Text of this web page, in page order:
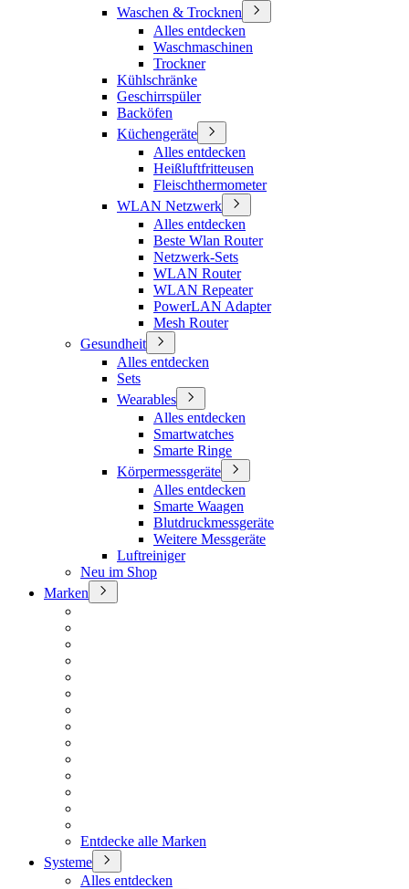
Waschen & Trocknen
Alles entdecken
Waschmaschinen
Trockner
Kühlschränke
Geschirrspüler
Backöfen
Küchengeräte
Alles entdecken
Heißluftfritteusen
Fleischthermometer
WLAN Netzwerk
Alles entdecken
Beste Wlan Router
Netzwerk-Sets
WLAN Router
WLAN Repeater
PowerLAN Adapter
Mesh Router
Gesundheit
Alles entdecken
Sets
Wearables
Alles entdecken
Smartwatches
Smarte Ringe
Körpermessgeräte
Alles entdecken
Smarte Waagen
Blutdruckmessgeräte
Weitere Messgeräte
Luftreiniger
Neu im Shop
Marken
Entdecke alle Marken
Systeme
Alles entdecken